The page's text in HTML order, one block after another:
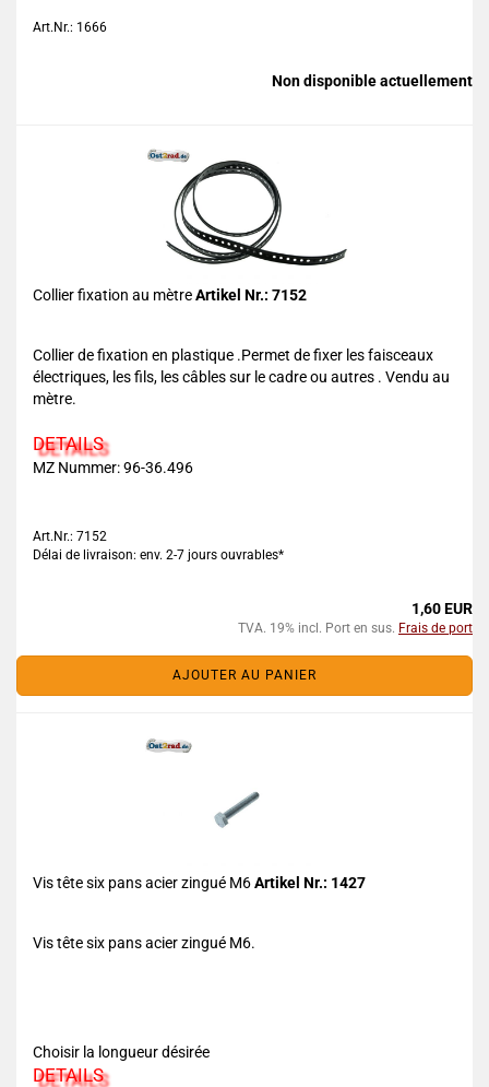
Art.Nr.: 1666
Non disponible actuellement
Collier fixation au mètreArtikel Nr.: 7152
Collier de fixation en plastique .Permet de fixer les faisceaux
électriques, les fils, les câbles sur le cadre ou autres . Vendu au
mètre.
DETAILS
MZ Nummer: 96-36.496
Art.Nr.: 7152
Délai de livraison: env. 2-7 jours ouvrables*
1,60 EUR
TVA. 19% incl. Port en sus. Frais de port
AJOUTER AU PANIER
Vis tête six pans acier zingué M6Artikel Nr.: 1427
Vis tête six pans acier zingué M6.
Choisir la longueur désirée
DETAILS